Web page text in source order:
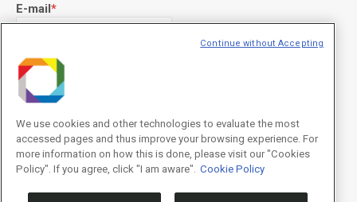
E-mail*
Declaração de consentimento
Privacidade/I agree to the terms of use described in the Privacy
Policy.
We use cookies and other technologies to evaluate the most
accessed pages and thus improve your browsing experience. For
more information on how this is done, please visit our "Cookies
Policy". If you agree, click "I am aware". Cookie Policy
Continue without Accepting